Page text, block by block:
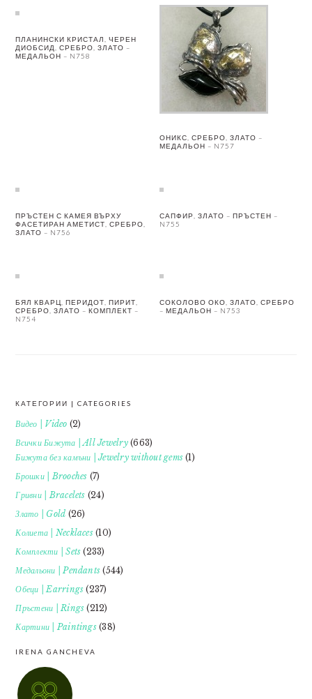
ПЛАНИНСКИ КРИСТАЛ, ЧЕРЕН
ДИОБСИД, СРЕБРО, ЗЛАТО –
МЕДАЛЬОН – N758
ОНИКС, СРЕБРО, ЗЛАТО –
МЕДАЛЬОН – N757
ПРЪСТЕН С КАМЕЯ ВЪРХУ
ФАСЕТИРАН АМЕТИСТ, СРЕБРО,
ЗЛАТО – N756
САПФИР, ЗЛАТО – ПРЪСТЕН –
N755
БЯЛ КВАРЦ, ПЕРИДОТ, ПИРИТ,
СРЕБРО, ЗЛАТО – КОМПЛЕКТ –
N754
СОКОЛОВО ОКО, ЗЛАТО, СРЕБРО
– МЕДАЛЬОН – N753
FOOTER
КАТЕГОРИИ | CATEGORIES
Видео | Video (2)
Всички Бижута | All Jewelry(663)
Бижута без камъни | Jewelry without gems (1)
Брошки | Brooches (7)
Гривни | Bracelets (24)
Злато | Gold (26)
Колиета | Necklaces(10)
Комплекти | Sets (233)
Медальони | Pendants (544)
Обеци | Earrings (237)
Пръстени | Rings (212)
Картини | Paintings(38)
IRENA GANCHEVA